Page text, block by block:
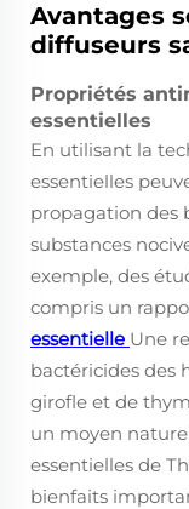
Avantages
diffuseurs
Propriétés
essentielles
En utilisant la
essentielles
propagation des
substances
exemple, des
compris un
essentielle Une
bactéricides des
girofle et de
un moyen
essentielles de
bienfaits